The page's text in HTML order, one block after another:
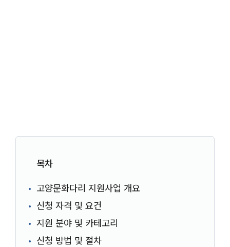
목차
고양문화다리 지원사업 개요
신청 자격 및 요건
지원 분야 및 카테고리
신청 방법 및 절차